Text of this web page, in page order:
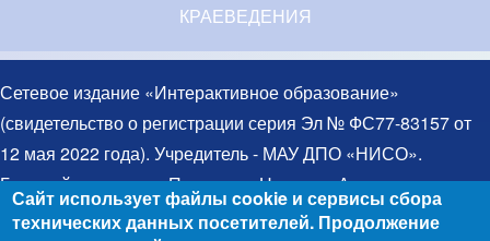
КРАЕВЕДЕНИЯ
Сетевое издание «Интерактивное образование»
(свидетельство о регистрации серия Эл № ФС77-83157 от
12 мая 2022 года). Учредитель - МАУ ДПО «НИСО».
Главный редактор – Протченко Надежда Александровна.
Телефон: 8(383)314-03-03. Электронная почта:
Сайт использует файлы cookie и сервисы сбора
технических данных посетителей. Продолжение